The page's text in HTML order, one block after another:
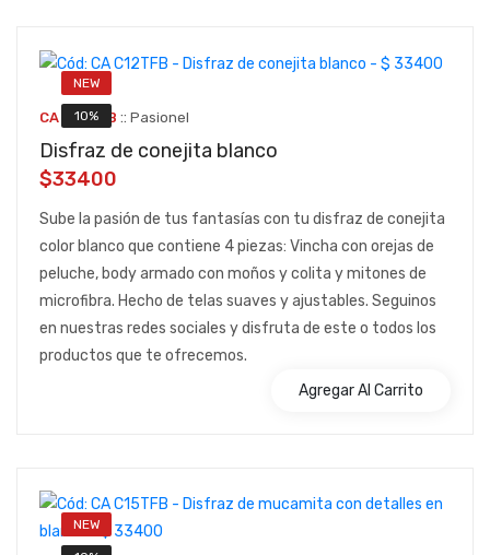
NEW
10%
CA C12TFB :: Pasionel
Disfraz de conejita blanco
$33400
Sube la pasión de tus fantasías con tu disfraz de conejita
color blanco que contiene 4 piezas: Vincha con orejas de
peluche, body armado con moños y colita y mitones de
microfibra. Hecho de telas suaves y ajustables. Seguinos
en nuestras redes sociales y disfruta de este o todos los
productos que te ofrecemos.
Agregar Al Carrito
NEW